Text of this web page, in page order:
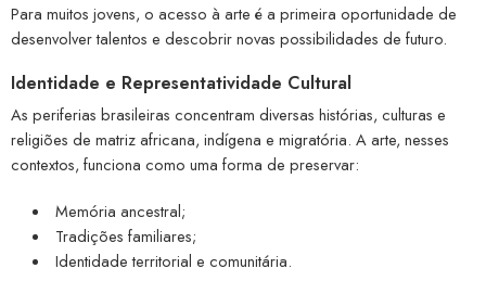
Para muitos jovens, o acesso à arte é a primeira oportunidade de
desenvolver talentos e descobrir novas possibilidades de futuro.
Identidade e Representatividade Cultural
As periferias brasileiras concentram diversas histórias, culturas e
religiões de matriz africana, indígena e migratória. A arte, nesses
contextos, funciona como uma forma de preservar:
Memória ancestral;
Tradições familiares;
Identidade territorial e comunitária.